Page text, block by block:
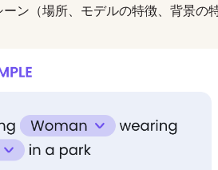
ン（場所、モデルの特徴、背景の